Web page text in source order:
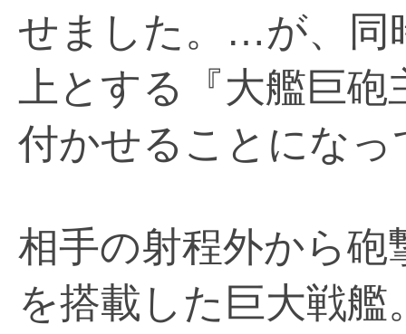
せました。…が、同
上とする『大艦巨
付かせることにな
相手の射程外から砲
を搭載した巨大戦